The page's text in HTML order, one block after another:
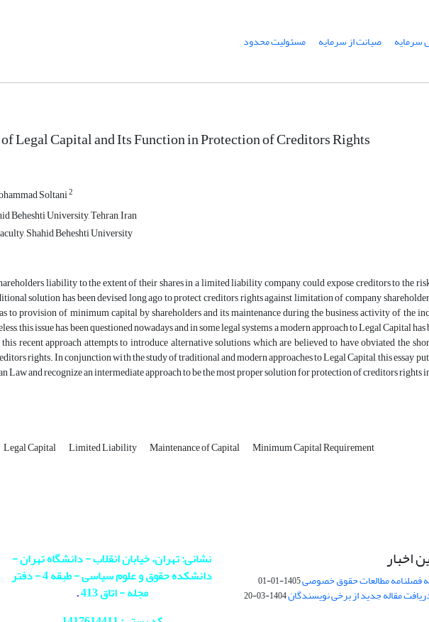
سرمایه صیانت از سرمایه
مسئولیت محدود
Legal Capital and Its Function in Protection of Creditors Rights
Soltani2
Beheshti University, Tehran, Iran
Shahid Beheshti University
liability to the extent of their shares in a limited liability company, could expose creditors to the
solution has been devised long ago to protect creditors rights against limitation of company
to provision of minimum capital by shareholders and its maintenance during the business activity of the
this issue has been questioned nowadays and in some legal systems a modern approach to Legal Capital
recent approach attempts to introduce alternative solutions which are believed to have obviated the
rights. In conjunction with the study of traditional and modern approaches to Legal Capital, this essay
Law and recognize an intermediate approach to be the most proper solution for protection of creditors rights
Legal Capital Limited Liability Maintenance of Capital Minimum Capital Requirement
اخبار
فصلنامه مطالعات حقوق خصوصی1405-01-01
مقاله جدید از برخی نویسندگان1404-03-20
نشانی: تهران، خیابان انقلاب - دانشگاه تهران -
دانشکده حقوق و علوم سیاسی - طبقه 4 - دفتر
مجله - اتاق 413
.